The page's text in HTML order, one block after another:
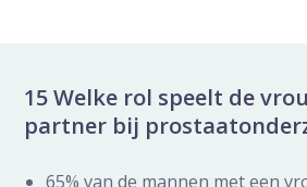
15 Welke rol speelt de
partner bij
65% van de mannen met een